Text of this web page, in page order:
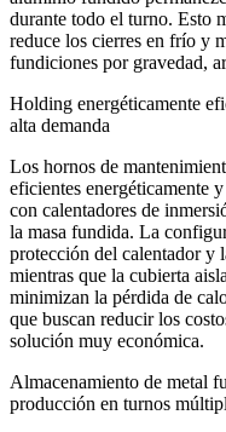
durante todo el turno. Esto
reduce los cierres en frío y
fundiciones por gravedad,
Holding energéticamente
alta demanda
Los hornos de
eficientes energéticamente
con calentadores de
la masa fundida. La
protección del calentador y
mientras que la cubierta
minimizan la pérdida de
que buscan reducir los
solución muy económica.
Almacenamiento de metal
producción en turnos